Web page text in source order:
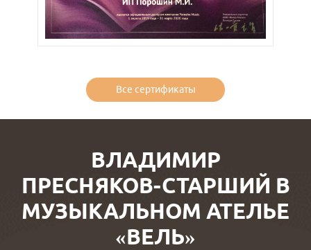
Все сертификаты
ВЛАДИМИР
ПРЕСНЯКОВ-СТАРШИЙ В
МУЗЫКАЛЬНОМ АТЕЛЬЕ
«ВЕЛЬ»